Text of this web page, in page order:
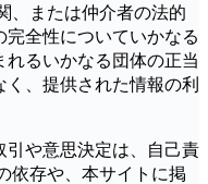
、または仲介者の法的
全性についていかなる
るいかなる団体の正当
、提供された情報の利
引や意思決定は、自己責
依存や、本サイトに掲